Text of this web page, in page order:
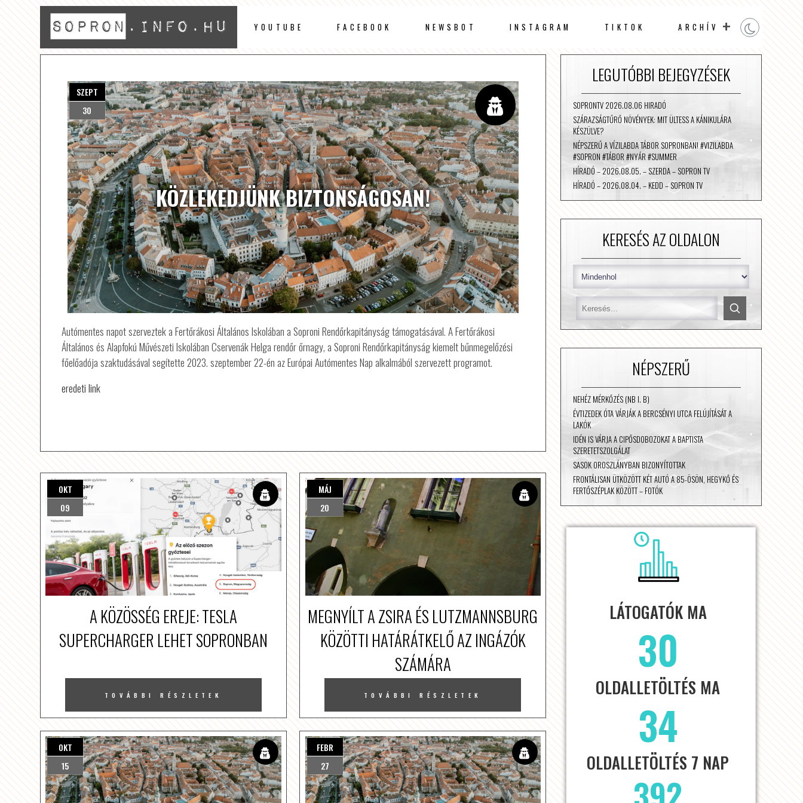
YOUTUBE FACEBOOK NEWSBOT INSTAGRAM TIKTOK ARCHÍV
KÖZLEKEDJÜNK BIZTONSÁGOSAN!
SZEPT
30
Autómentes napot szerveztek a Fertőrákosi Általános Iskolában a Soproni Rendőrkapitányság támogatásával. A Fertőrákosi
Általános és Alapfokú Művészeti Iskolában Cservenák Helga rendőr őrnagy, a Soproni Rendőrkapitányság kiemelt bűnmegelőzési
főelőadója szaktudásával segítette 2023. szeptember 22-én az Európai Autómentes Nap alkalmából szervezett programot.
eredeti link
OKT
09
A KÖZÖSSÉG EREJE: TESLA
SUPERCHARGER LEHET SOPRONBAN
TOVÁBBI RÉSZLETEK
MÁJ
20
MEGNYÍLT A ZSIRA ÉS LUTZMANNSBURG
KÖZÖTTI HATÁRÁTKELŐ AZ INGÁZÓK
SZÁMÁRA
TOVÁBBI RÉSZLETEK
OKT
15
FEBR
27
LEGUTÓBBI BEJEGYZÉSEK
SOPRONTV 2026.08.06 HIRADÓ
SZÁRAZSÁGTŰRŐ NÖVÉNYEK: MIT ÜLTESS A KÁNIKULÁRA
KÉSZÜLVE?
NÉPSZERŰ A VÍZILABDA TÁBOR SOPRONBAN! #VIZILABDA
#SOPRON #TÁBOR #NYÁR #SUMMER
HÍRADÓ – 2026.08.05. – SZERDA – SOPRON TV
HÍRADÓ – 2026.08.04. – KEDD – SOPRON TV
KERESÉS AZ OLDALON
NÉPSZERŰ
NEHÉZ MÉRKŐZÉS (NB I. B)
ÉVTIZEDEK ÓTA VÁRJÁK A BERCSÉNYI UTCA FELÚJÍTÁSÁT A
LAKÓK
IDÉN IS VÁRJA A CIPŐSDOBOZOKAT A BAPTISTA
SZERETETSZOLGÁLAT
SASOK OROSZLÁNYBAN BIZONYÍTOTTAK
FRONTÁLISAN ÜTKÖZÖTT KÉT AUTÓ A 85-ÖSÖN, HEGYKŐ ÉS
FERTŐSZÉPLAK KÖZÖTT – FOTÓK
LÁTOGATÓK MA
30
OLDALLETÖLTÉS MA
34
OLDALLETÖLTÉS 7 NAP